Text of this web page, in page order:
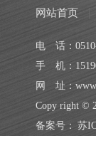
网站首页
电 话：
手 机：
网 址：
Copy right ©
备案号： 苏